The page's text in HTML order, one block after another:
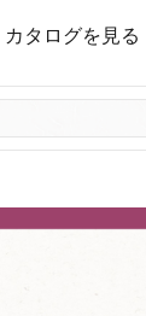
カタログを見る